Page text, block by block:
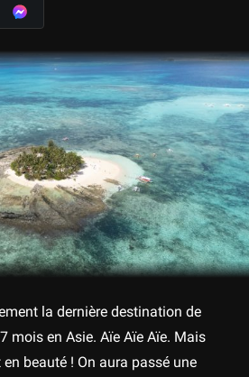
la dernière destination de
mois en Asie. Aïe Aïe Aïe. Mais
beauté ! On aura passé une